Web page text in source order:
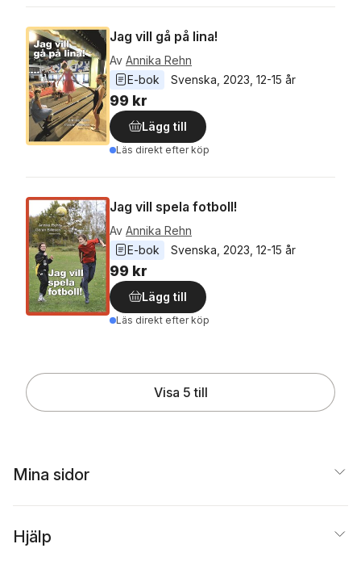
Jag vill gå på lina!
Av Annika Rehn
E-bok
Svenska 2023 12-15 år
99 kr
Lägg till
Läs direkt efter köp
Jag vill spela fotboll!
Av Annika Rehn
E-bok
Svenska 2023 12-15 år
99 kr
Lägg till
Läs direkt efter köp
Visa 5 till
Mina sidor
Hjälp